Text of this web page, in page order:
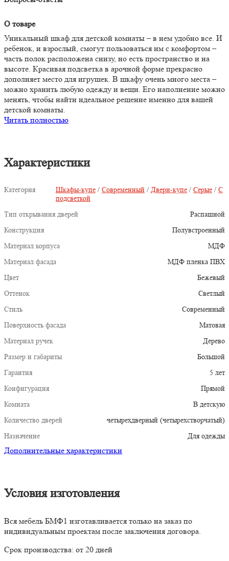
О товаре
Уникальный шкаф для детской комнаты – в нем удобно все. И
ребенок, и взрослый, смогут пользоваться им с комфортом –
часть полок расположена снизу, но есть пространство и на
высоте. Красивая подсветка в арочной форме прекрасно
дополняет место для игрушек. В шкафу очень много места –
можно хранить любую одежду и вещи. Его наполнение можно
менять, чтобы найти идеальное решение именно для вашей
детской комнаты.
Читать полностью
Характеристики
Категория Шкафы-купе / Современный / Двери-купе / Серые / С
подсветкой
Тип открывания дверей
Распашной
Конструкция
Полувстроенный
Материал корпуса
МДФ
Материал фасада
МДФ пленка ПВХ
Цвет
Бежевый
Оттенок
Светлый
Стиль
Современный
Поверхность фасада
Матовая
Материал ручек
Дерево
Размер и габариты
Большой
Гарантия
5 лет
Конфигурация
Прямой
Комната
В детскую
Количество дверей
четырехдверный (четырехстворчатый)
Назначение
Для одежды
Дополнительные характеристики
Условия изготовления
Вся мебель БМФ1 изготавливается только на заказ по
индивидуальным проектам после заключения договора.
Срок производства: от 20 дней